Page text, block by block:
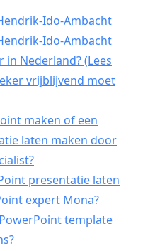
Ido-Ambacht
Ido-Ambacht
Nederland? (Lees
vrijblijvend moet
maken of een
laten maken door
presentatie laten
expert Mona?
template